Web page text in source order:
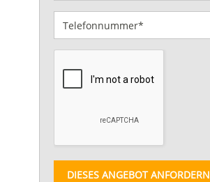
DIESES ANGEBOT ANFORDERN